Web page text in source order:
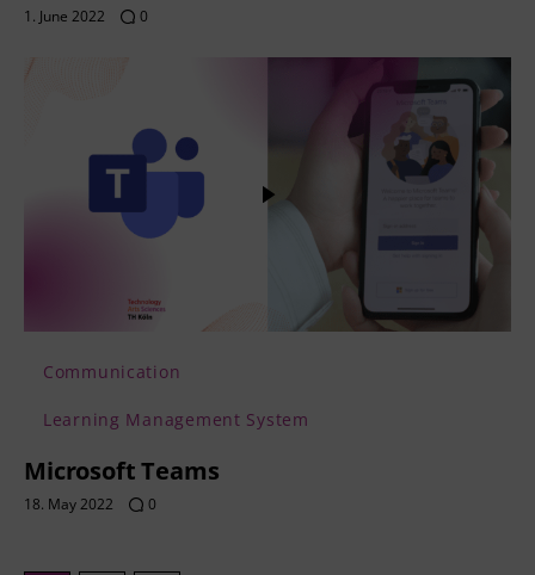
1. June 2022 0
Communication
Learning Management System
Microsoft Teams
18. May 2022 0